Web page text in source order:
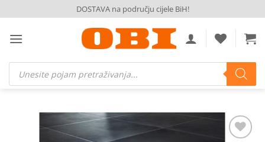
to
content
DOSTAVA na području cijele BiH!
Products
search